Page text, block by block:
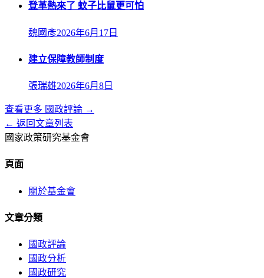
登革熱來了 蚊子比鼠更可怕
魏國彥2026年6月17日
建立保障教師制度
張瑞雄2026年6月8日
查看更多 國政評論 →
← 返回文章列表
國家政策研究基金會
頁面
關於基金會
文章分類
國政評論
國政分析
國政研究